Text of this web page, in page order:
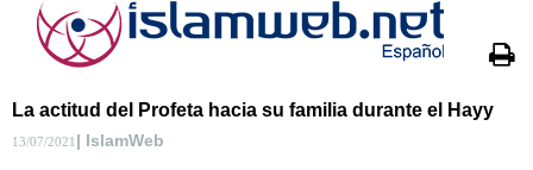
La actitud del Profeta hacia su familia durante el Hayy
13/07/2021 | IslamWeb